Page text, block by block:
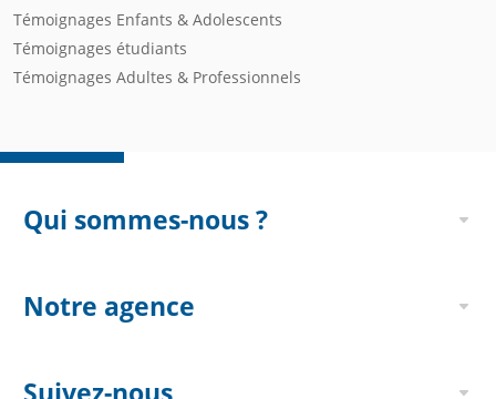
Témoignages Enfants & Adolescents
Témoignages étudiants
Témoignages Adultes & Professionnels
Qui sommes-nous ?
Notre agence